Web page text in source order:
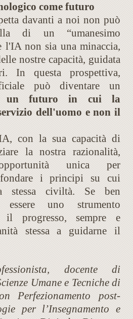
come futuro
davanti a noi non può
di un “umanesimo
l'IA non sia una minaccia,
nostre capacità, guidata
In questa prospettiva,
può diventare un
un futuro in cui la
dell'uomo e non il
con la sua capacità di
la nostra razionalità,
unica per
i principi su cui
stessa civiltà. Se ben
uno strumento
il progresso, sempre e
stessa a guidarne il
docente di
Umane e Tecniche di
Perfezionamento post-
per l’Insegnamento e